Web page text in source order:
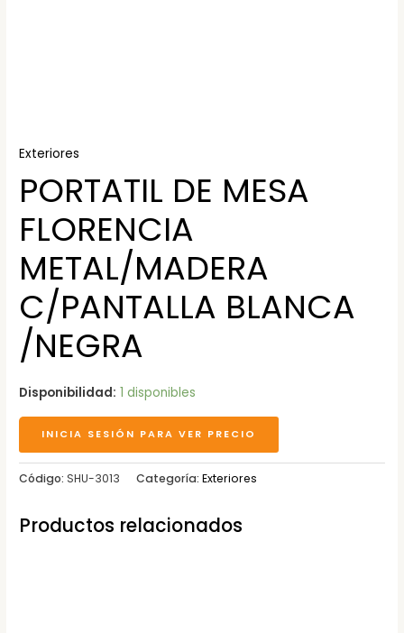
Exteriores
PORTATIL DE MESA
FLORENCIA
METAL/MADERA
C/PANTALLA BLANCA
/NEGRA
Disponibilidad: 1 disponibles
INICIA SESIÓN PARA VER PRECIO
Código:SHU-3013 Categoría:Exteriores
Productos relacionados